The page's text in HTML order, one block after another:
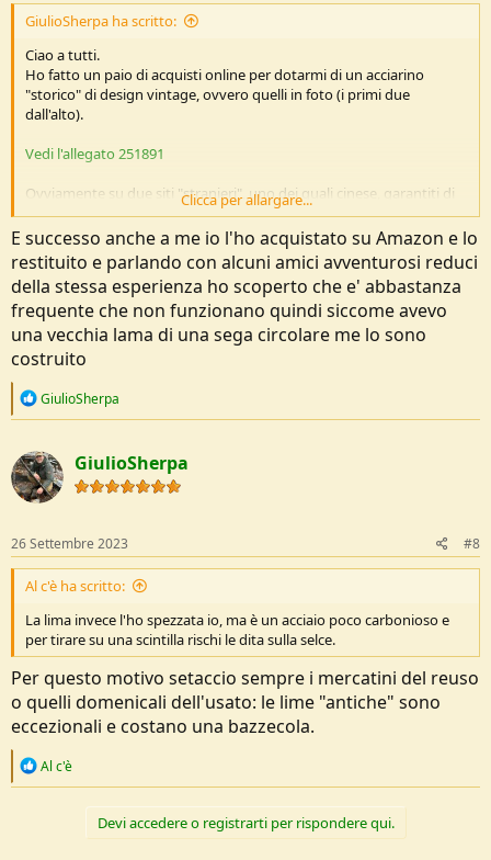
GiulioSherpa ha scritto:
Ciao a tutti.
Ho fatto un paio di acquisti online per dotarmi di un acciarino
"storico" di design vintage, ovvero quelli in foto (i primi due
dall'alto).
Vedi l'allegato 251891
Ovviamente su due siti "stranieri", uno dei quali cinese, garantiti di
acciaio carbonioso, o qualcosa del genere.
Alla prova dei fatti non funzionano, ovvero non generano alcuna
scintilla se percossi dalla corretta pietra focaia (selce).
Rispondo subito alla prima domanda di rito "Hai la corretta
angolazione": sì, perchè con il terzo attrezzo, una lima da me
spezzata e lavorata, accendo da anni il fuoco e l'esca primaria (tipo
charcloth, per intenderci).
Rispondo anche alla secondfa domanda di rito "Perchè non fai il
reso?". Perchè non è Amazon e rispedirle in Germania o in Cina
spendo più di posta che acquistarne una nuova.
"scancherare" con gli oggetti mi porta a porre a Voi il quesito: si può
fare qualcosa?
Posto che siano del metallo giusto, c'è qualche procedimento
"casalingo" che posso porre in atto?
Clicca per allargare...
E successo anche a me io l'ho acquistato su Amazon e lo
restituito e parlando con alcuni amici avventurosi reduci
della stessa esperienza ho scoperto che e' abbastanza
frequente che non funzionano quindi siccome avevo
una vecchia lama di una sega circolare me lo sono
costruito
R
c
t
i
o
s
:
GiulioSherpa
GiulioSherpa
26 Settembre 2023 #8
Al c'è ha scritto:
La lima invece l'ho spezzata io, ma è un acciaio poco carbonioso e
per tirare su una scintilla rischi le dita sulla selce.
Per questo motivo setaccio sempre i mercatini del reuso
o quelli domenicali dell'usato: le lime "antiche" sono
eccezionali e costano una bazzecola.
R
Al c'è
Devi accedere o registrarti per rispondere qui.